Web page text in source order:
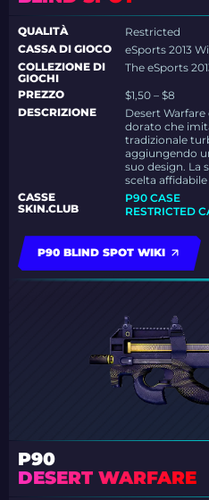
QUALITÀ
Restricted
CASSA DI GIOCO
eSports 2013
COLLEZIONE DI
GIOCHI
The eSports
PREZZO
$1,50 – $8
DESCRIZIONE
Desert
dorato che
tradizionale
aggiungendo
suo design. La
scelta
CASSE
SKIN.CLUB
P90 CASE
RESTRICTED
P90 BLIND SPOT WIKI
P90
DESERT WARFARE